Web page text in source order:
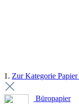
1. Zur Kategorie
Büropapier